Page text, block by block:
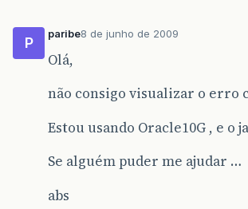
P
paribe8 de junho de 2009
Olá,
não consigo visualizar o erro
Estou usando Oracle10G , e o
Se alguém puder me ajudar …
abs